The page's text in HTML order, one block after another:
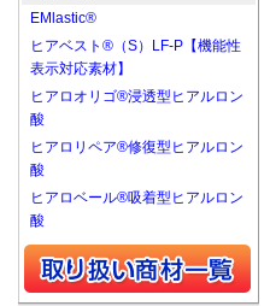
EMlastic®
ヒアベスト®（S）LF-P【機能性
表示対応素材】
ヒアロオリゴ®浸透型ヒアルロン
酸
ヒアロリペア®修復型ヒアルロン
酸
ヒアロベール®吸着型ヒアルロン
酸